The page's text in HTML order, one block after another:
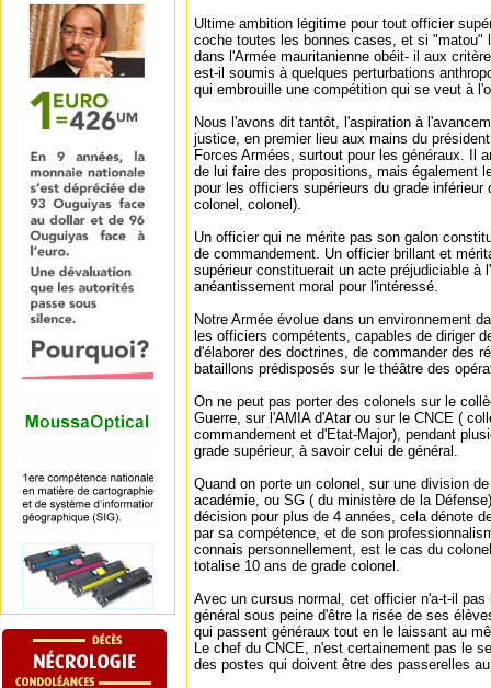
Ultime ambition légitime pour tout officier
coche toutes les bonnes cases, et si "matou"
dans l'Armée mauritanienne obéit- il aux
est-il soumis à quelques perturbations
qui embrouille une compétition qui se veut à
Nous l'avons dit tantôt, l'aspiration à
justice, en premier lieu aux mains du
Forces Armées, surtout pour les généraux. Il
de lui faire des propositions, mais également
pour les officiers supérieurs du grade inférieur
colonel, colonel).
Un officier qui ne mérite pas son galon
de commandement. Un officier brillant et
supérieur constituerait un acte préjudiciable à
anéantissement moral pour l'intéressé.
Notre Armée évolue dans un environnement
les officiers compétents, capables de diriger
d'élaborer des doctrines, de commander des
bataillons prédisposés sur le théâtre des
On ne peut pas porter des colonels sur le
Guerre, sur l'AMIA d'Atar ou sur le CNCE (
commandement et d'Etat-Major), pendant
grade supérieur, à savoir celui de général.
Quand on porte un colonel, sur une division
académie, ou SG ( du ministère de la
décision pour plus de 4 années, cela dénote
par sa compétence, et de son
connais personnellement, est le cas du
totalise 10 ans de grade colonel.
Avec un cursus normal, cet officier n'a-t-il pas
général sous peine d'être la risée de ses
qui passent généraux tout en le laissant au
Le chef du CNCE, n'est certainement pas le
des postes qui doivent être des passerelles